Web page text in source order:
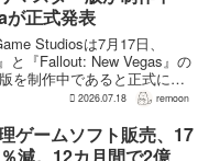
正式発表
Studiosは7月17日、
と『Fallout: New Vegas』の
を制作中であると正式に発
社は今後のプロジェクトを紹
2026.07.18 remoon
ゲームソフト販売、17
減。12カ月間で2億